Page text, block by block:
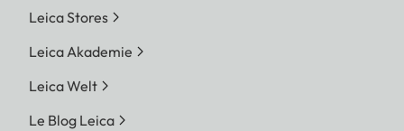
Leica Stores
Leica Akademie
Leica Welt
Le Blog Leica